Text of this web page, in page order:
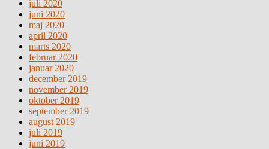
juli 2020
juni 2020
maj 2020
april 2020
marts 2020
februar 2020
januar 2020
december 2019
november 2019
oktober 2019
september 2019
august 2019
juli 2019
juni 2019